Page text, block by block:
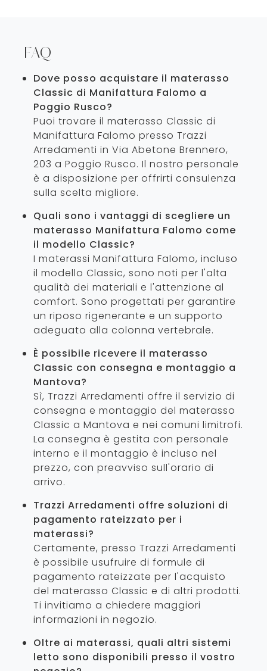
FAQ
Dove posso acquistare il materasso
Classic di Manifattura Falomo a
Poggio Rusco?
Puoi trovare il materasso Classic di
Manifattura Falomo presso Trazzi
Arredamenti in Via Abetone Brennero,
203 a Poggio Rusco. Il nostro personale
è a disposizione per offrirti consulenza
sulla scelta migliore.
Quali sono i vantaggi di scegliere un
materasso Manifattura Falomo come
il modello Classic?
I materassi Manifattura Falomo, incluso
il modello Classic, sono noti per l'alta
qualità dei materiali e l'attenzione al
comfort. Sono progettati per garantire
un riposo rigenerante e un supporto
adeguato alla colonna vertebrale.
È possibile ricevere il materasso
Classic con consegna e montaggio a
Mantova?
Sì, Trazzi Arredamenti offre il servizio di
consegna e montaggio del materasso
Classic a Mantova e nei comuni limitrofi.
La consegna è gestita con personale
interno e il montaggio è incluso nel
prezzo, con preavviso sull'orario di
arrivo.
Trazzi Arredamenti offre soluzioni di
pagamento rateizzato per i
materassi?
Certamente, presso Trazzi Arredamenti
è possibile usufruire di formule di
pagamento rateizzate per l'acquisto
del materasso Classic e di altri prodotti.
Ti invitiamo a chiedere maggiori
informazioni in negozio.
Oltre ai materassi, quali altri sistemi
letto sono disponibili presso il vostro